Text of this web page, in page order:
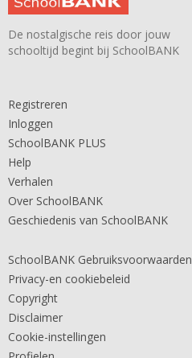
De nostalgische reis door jouw
schooltijd begint bij SchoolBANK
Registreren
Inloggen
SchoolBANK PLUS
Help
Verhalen
Over SchoolBANK
Geschiedenis van SchoolBANK
SchoolBANK Gebruiksvoorwaarden
Privacy-en cookiebeleid
Copyright
Disclaimer
Cookie-instellingen